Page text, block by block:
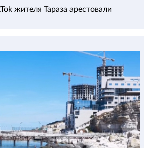
жителя Тараза арестовали